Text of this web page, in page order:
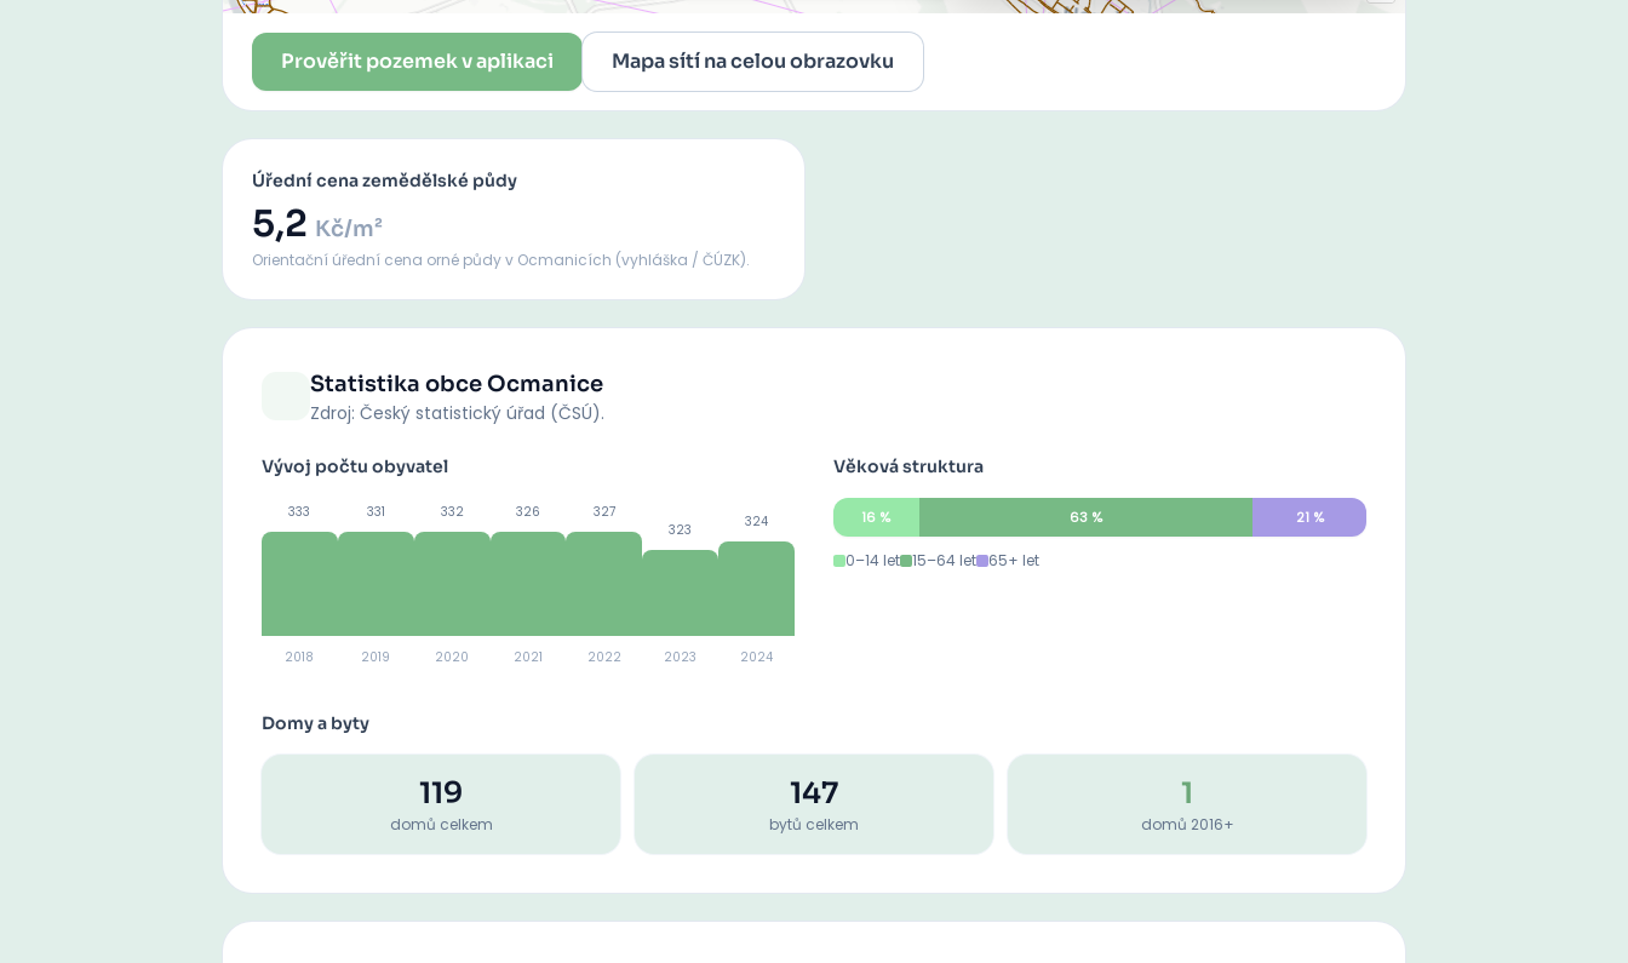
Prověřit pozemek v aplikaci Mapa sítí na celou obrazovku
Úřední cena zemědělské půdy
5,2 Kč/m²
Orientační úřední cena orné půdyv Ocmanicích (vyhláška / ČÚZK).
Statistika obceOcmanice
Zdroj: Český statistický úřad (ČSÚ).
Vývoj počtu obyvatel
333
2018
331
2019
332
2020
326
2021
327
2022
323
2023
324
2024
Věková struktura
16 % 63% 21%
0–14 let 15–64 let 65+ let
Domy a byty
119
domů celkem
147
bytů celkem
1
domů 2016+